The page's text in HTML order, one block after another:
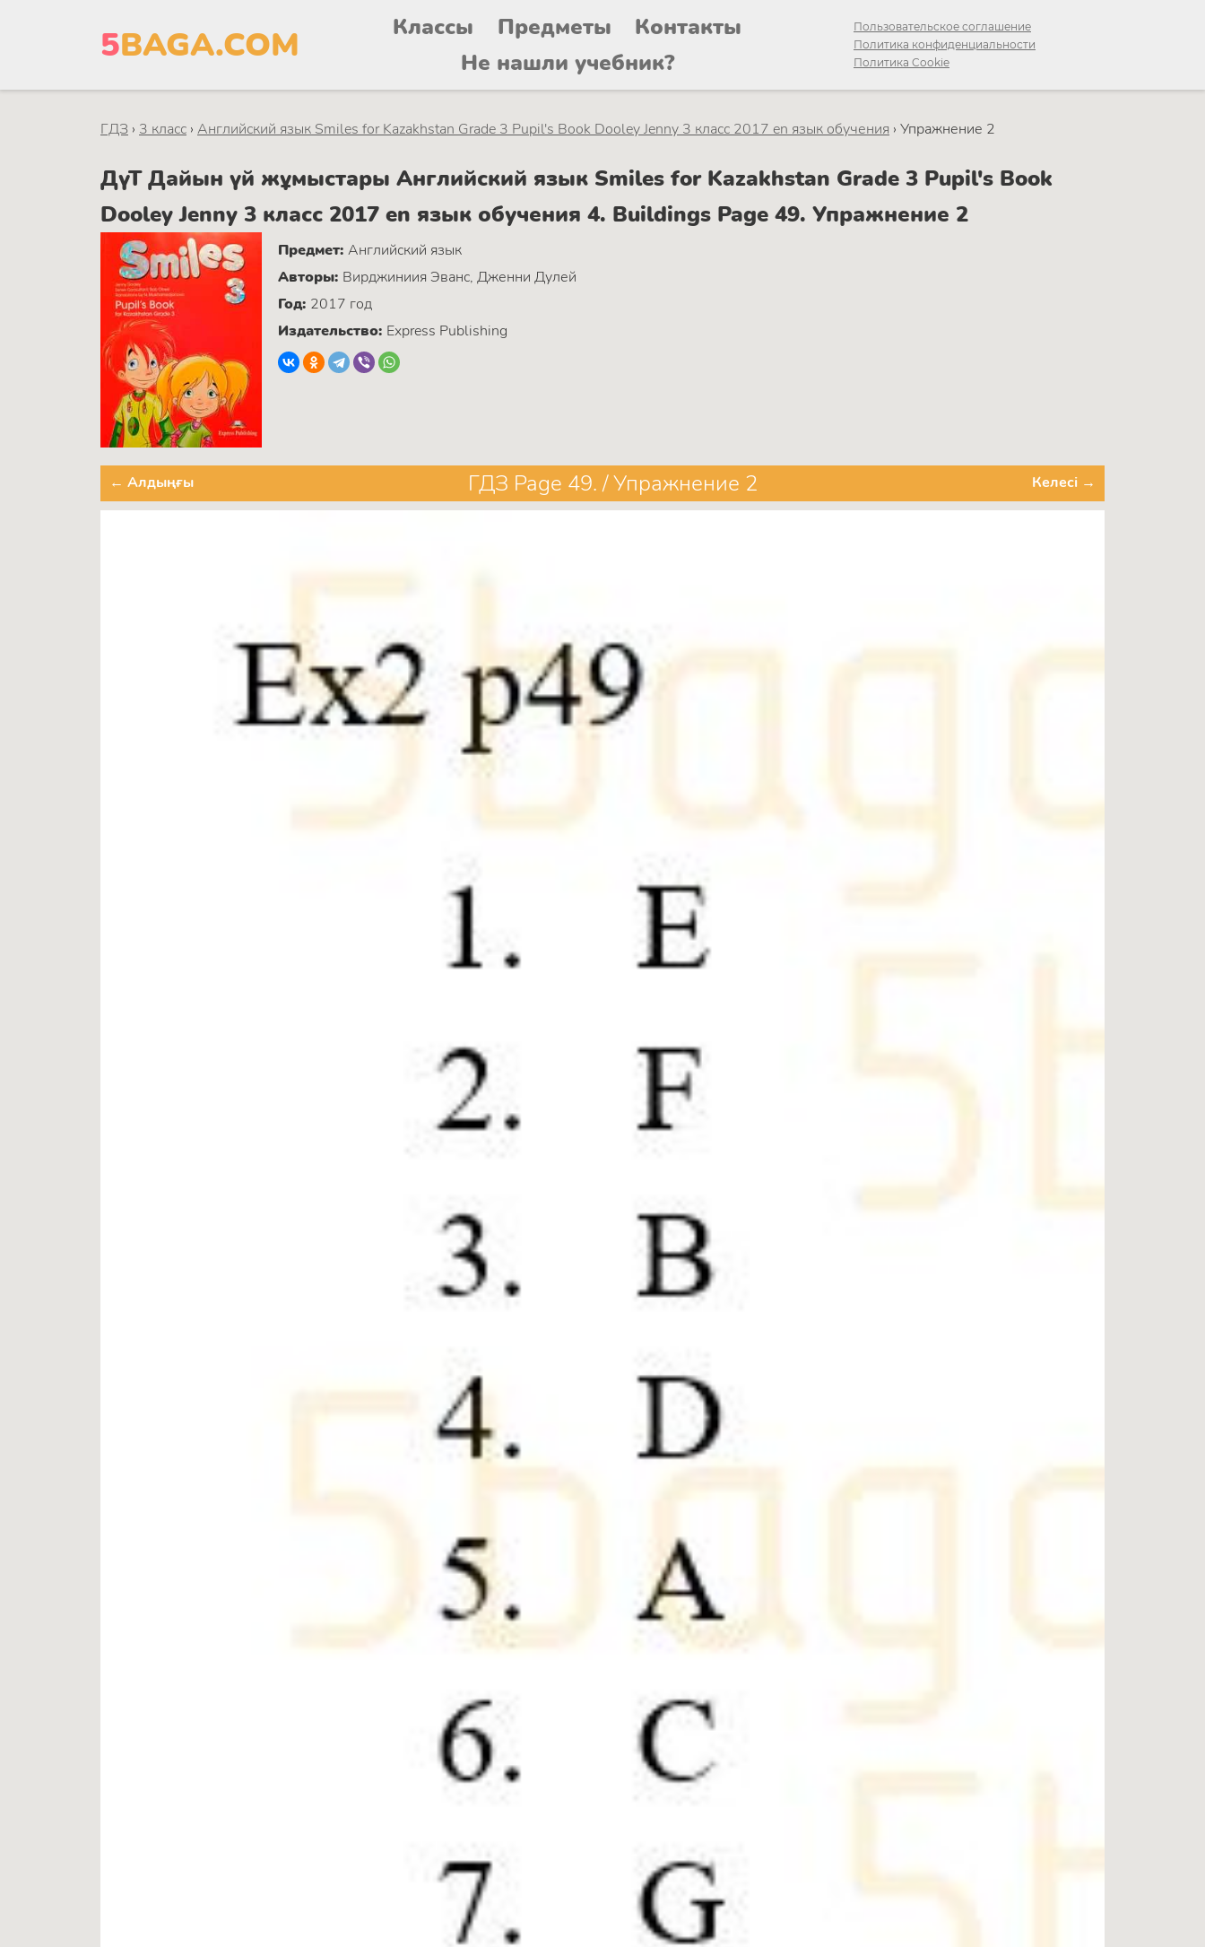
5BAGA.COM Классы Предметы
Контакты
Не нашли учебник?
Пользовательское соглашение
Политика конфиденциальности
Политика Cookie
ГДЗ › 3 класс › Английский язык Smiles for Kazakhstan Grade 3 Pupil's Book Dooley Jenny 3 класс 2017 en язык обучения › Упражнение 2
ДүТ Дайын үй жұмыстары Английский язык Smiles for Kazakhstan Grade 3 Pupil's Book
Dooley Jenny 3 класс 2017 en язык обучения 4. Buildings Page 49. Упражнение 2
Предмет: Английский язык
Авторы: Вирджиниия Эванс, Дженни Дулей
Год: 2017 год
Издательство: Express Publishing
← Алдыңғы ГДЗ Page 49. / Упражнение 2 Келесі →